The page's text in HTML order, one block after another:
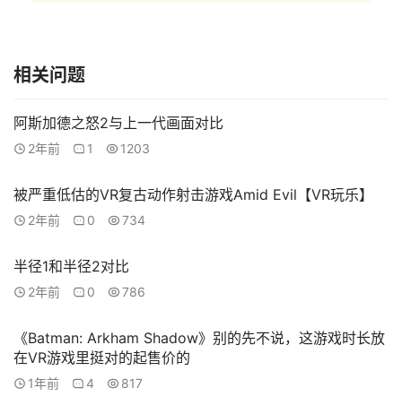
R
设
排
名
观
点
资
源
载
V
相关问题
阿斯加德之怒2与上一代画面对比
2年前 1 1203
被严重低估的VR复古动作射击游戏Amid Evil【VR玩乐】
2年前 0 734
半径1和半径2对比
2年前 0 786
《Batman: Arkham Shadow》别的先不说，这游戏时长放
在VR游戏里挺对的起售价的
1年前 4 817